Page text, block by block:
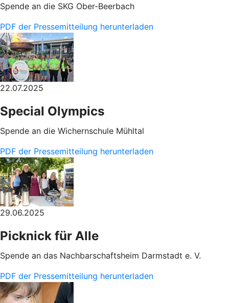
Spende an die SKG Ober-Beerbach
PDF der Pressemitteilung herunterladen
22.07.2025
Special Olympics
Spende an die Wichernschule Mühltal
PDF der Pressemitteilung herunterladen
29.06.2025
Picknick für Alle
Spende an das Nachbarschaftsheim Darmstadt e. V.
PDF der Pressemitteilung herunterladen